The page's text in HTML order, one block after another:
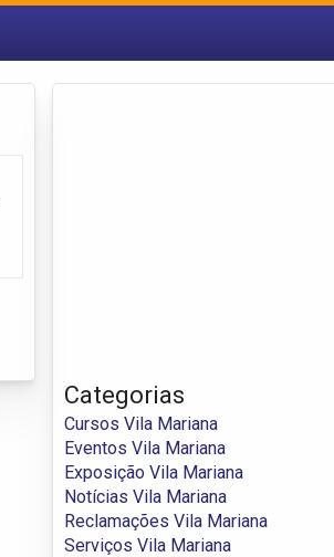
Categorias
Cursos Vila Mariana
Eventos Vila Mariana
Exposição Vila Mariana
Notícias Vila Mariana
Reclamações Vila Mariana
Serviços Vila Mariana